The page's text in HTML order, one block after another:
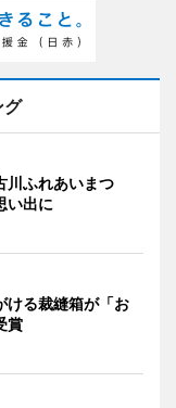
グ
川ふれあいまつ
い出に
ける裁縫箱が「お
賞